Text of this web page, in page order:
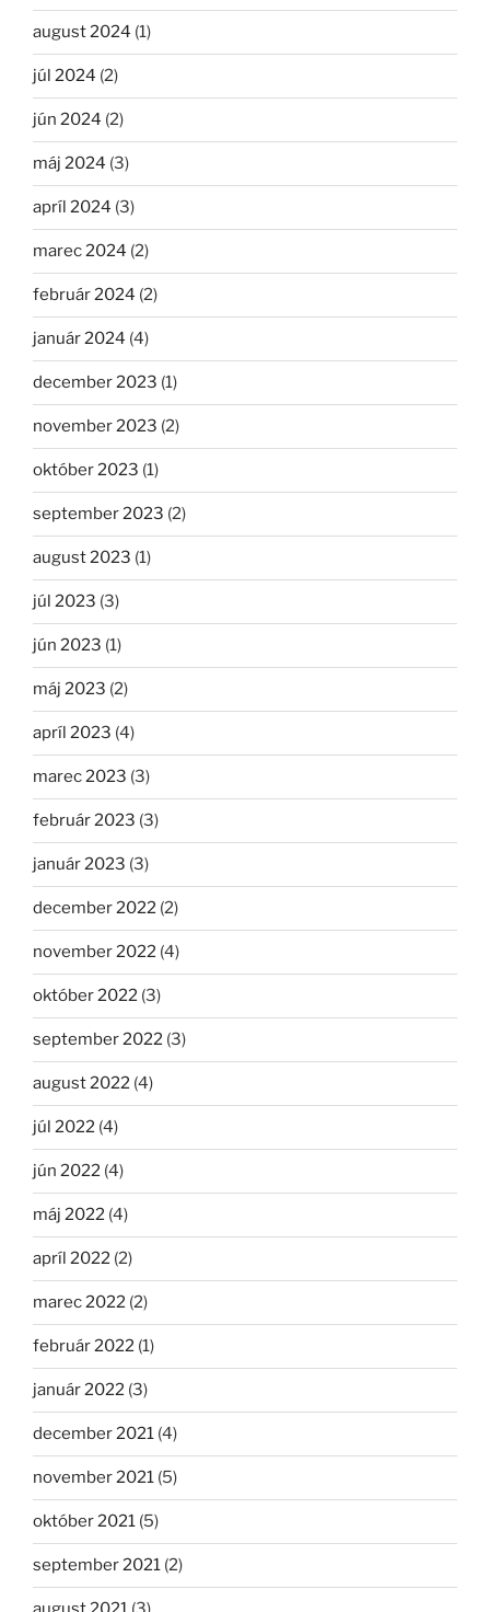
august 2024 (1)
júl 2024 (2)
jún 2024 (2)
máj 2024 (3)
apríl 2024 (3)
marec 2024 (2)
február 2024 (2)
január 2024 (4)
december 2023 (1)
november 2023 (2)
október 2023 (1)
september 2023 (2)
august 2023 (1)
júl 2023 (3)
jún 2023 (1)
máj 2023 (2)
apríl 2023 (4)
marec 2023 (3)
február 2023 (3)
január 2023 (3)
december 2022 (2)
november 2022 (4)
október 2022 (3)
september 2022 (3)
august 2022 (4)
júl 2022 (4)
jún 2022 (4)
máj 2022 (4)
apríl 2022 (2)
marec 2022 (2)
február 2022 (1)
január 2022 (3)
december 2021 (4)
november 2021 (5)
október 2021 (5)
september 2021 (2)